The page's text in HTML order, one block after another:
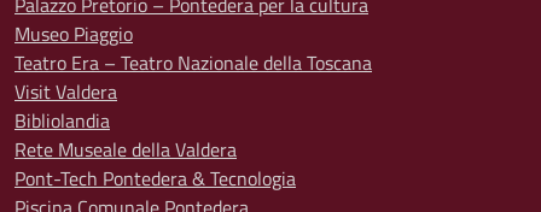
Museo Piaggio
Teatro Era – Teatro Nazionale della Toscana
Visit Valdera
Bibliolandia
Rete Museale della Valdera
Pont-Tech Pontedera & Tecnologia